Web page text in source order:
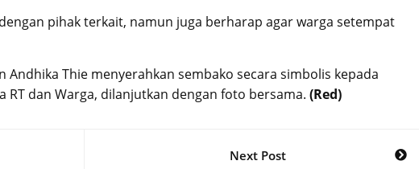
pihak terkait, namun juga berharap agar warga setempat
Andhika Thie menyerahkan sembako secara simbolis kepada
dan Warga, dilanjutkan dengan foto bersama. (Red)
Next Post